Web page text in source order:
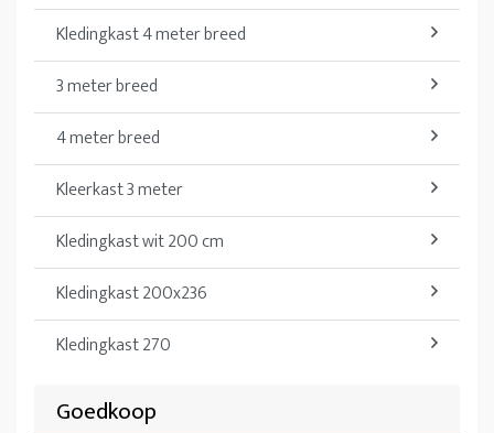
Kledingkast 4 meter breed
3 meter breed
4 meter breed
Kleerkast 3 meter
Kledingkast wit 200 cm
Kledingkast 200x236
Kledingkast 270
Goedkoop